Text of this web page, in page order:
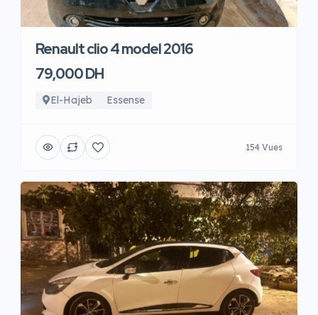
Renault clio 4 model 2016
79,000 DH
El-Hajeb Essense
154 Vues